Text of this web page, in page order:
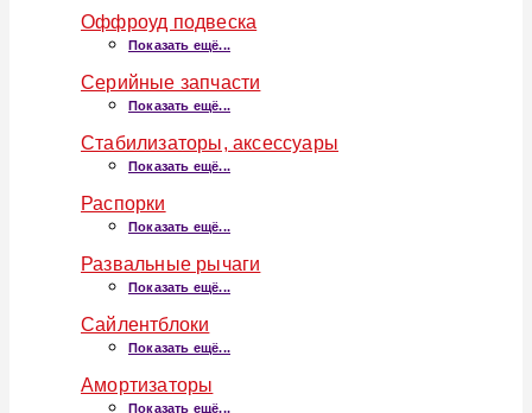
Оффроуд подвеска
Показать ещё...
Серийные запчасти
Показать ещё...
Стабилизаторы, аксессуары
Показать ещё...
Распорки
Показать ещё...
Развальные рычаги
Показать ещё...
Сайлентблоки
Показать ещё...
Амортизаторы
Показать ещё...